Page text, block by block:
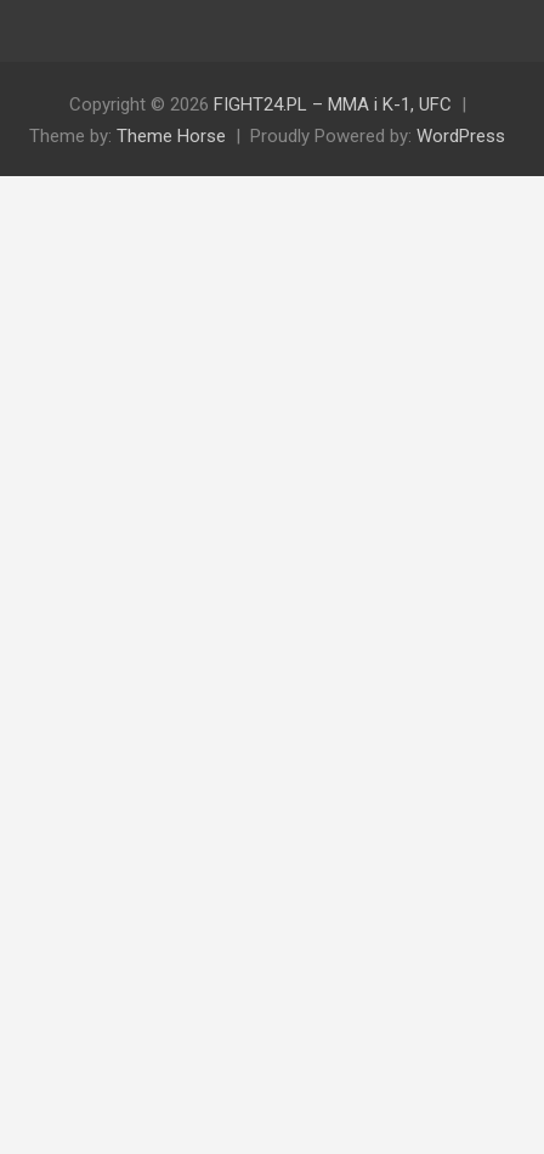
Copyright © 2026 FIGHT24.PL – MMA i K-1, UFC
Theme by: Theme Horse Proudly Powered by: WordPress